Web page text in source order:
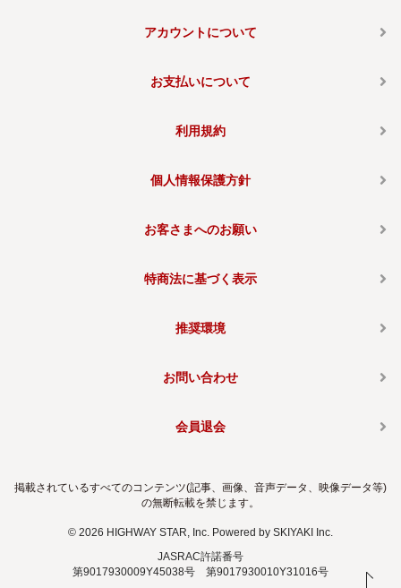
アカウントについて
お支払いについて
利用規約
個人情報保護方針
お客さまへのお願い
特商法に基づく表示
推奨環境
お問い合わせ
会員退会
掲載されているすべてのコンテンツ(記事、画像、音声データ、映像データ等)
の無断転載を禁じます。
© 2026 HIGHWAY STAR, Inc. Powered by SKIYAKI Inc.
JASRAC許諾番号
第9017930009Y45038号 第9017930010Y31016号